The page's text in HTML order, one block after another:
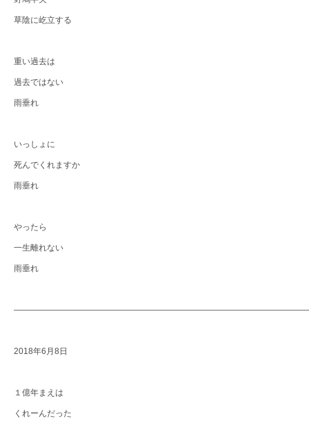
草陰に屹立する
重い過去は
過去ではない
雨垂れ
いっしょに
死んでくれますか
雨垂れ
やったら
一生離れない
雨垂れ
2018年6月8日
１億年まえは
くれーんだった